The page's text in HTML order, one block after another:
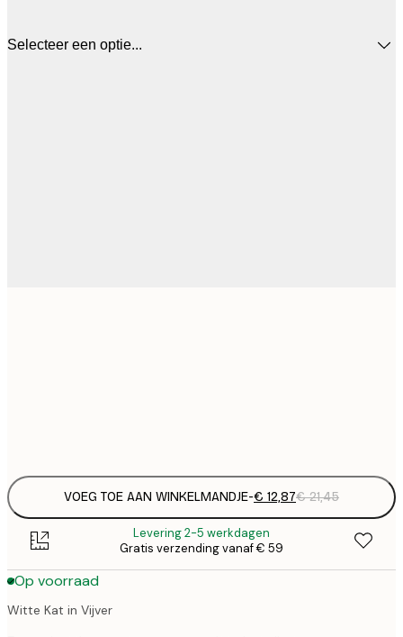
Selecteer een optie...
VOEG TOE AAN WINKELMANDJE-€ 12,87€ 21,45
Levering 2-5 werkdagen
Gratis verzending vanaf € 59
Op voorraad
Witte Kat in Vijver